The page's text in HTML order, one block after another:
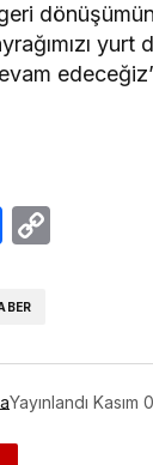
yurt
Yayınlandı Kasım